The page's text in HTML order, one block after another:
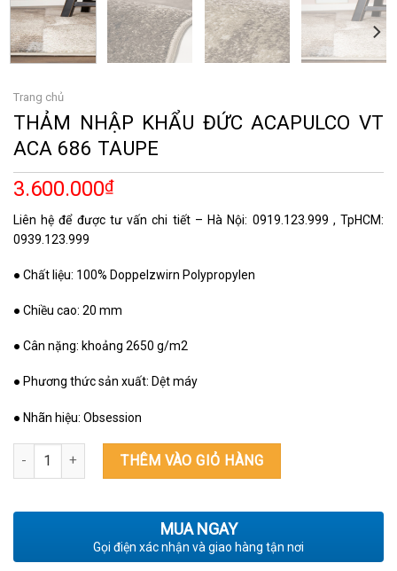
Trang chủ
THẢM NHẬP KHẨU ĐỨC ACAPULCO VT
ACA 686 TAUPE
3.600.000₫
Liên hệ để được tư vấn chi tiết – Hà Nội: 0919.123.999 , TpHCM:
0939.123.999
● Chất liệu: 100% Doppelzwirn Polypropylen
● Chiều cao: 20 mm
● Cân nặng: khoảng 2650 g/m2
● Phương thức sản xuất: Dệt máy
● Nhãn hiệu: Obsession
THẢM NHẬP KHẨU ĐỨC ACAPULCO VT ACA 686 TAUPE số lượng
THÊM VÀO GIỎ HÀNG
MUA NGAY
Gọi điện xác nhận và giao hàng tận nơi